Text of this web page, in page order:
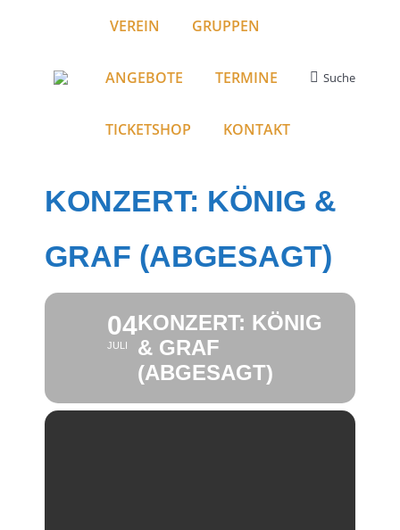
VEREIN GRUPPEN
ANGEBOTE TERMINE
TICKETSHOP KONTAKT
Search:
Suche
KONZERT: KÖNIG &
GRAF (ABGESAGT)
04
JULI
KONZERT: KÖNIG
& GRAF
(ABGESAGT)